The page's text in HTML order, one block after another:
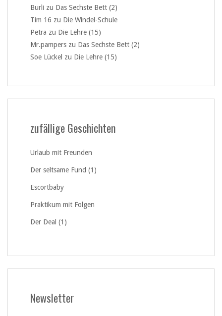
Burli zu Das Sechste Bett (2)
Tim 16 zu Die Windel-Schule
Petra zu Die Lehre (15)
Mr.pampers zu Das Sechste Bett (2)
Soe Lückel zu Die Lehre (15)
zufällige Geschichten
Urlaub mit Freunden
Der seltsame Fund (1)
Escortbaby
Praktikum mit Folgen
Der Deal (1)
Newsletter